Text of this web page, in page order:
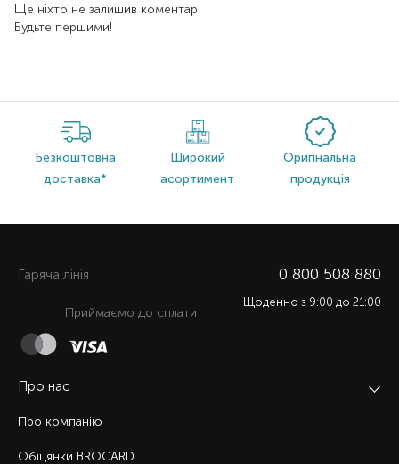
Ще ніхто не залишив коментар
Будьте першими!
Безкоштовна
доставка*
Широкий
асортимент
Оригінальна
продукція
Про нас
Про компанію
Обіцянки BROCARD
Гаряча лiнiя 0 800 508 880
Щоденно з 9:00 до 21:00
Приймаємо до сплати